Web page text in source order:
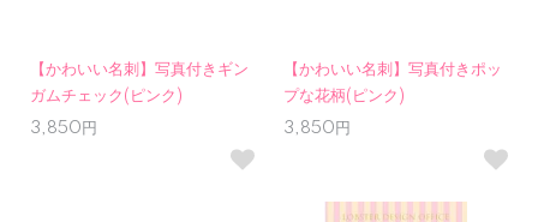
【かわいい名刺】写真付きギン
ガムチェック(ピンク)
3,850円
【かわいい名刺】写真付きポッ
プな花柄(ピンク)
3,850円